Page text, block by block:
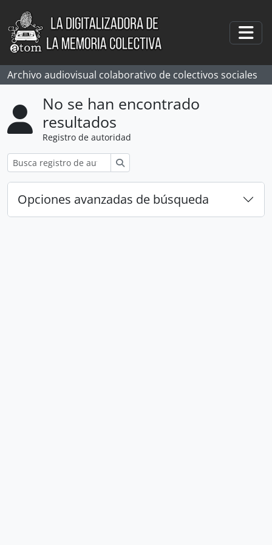
Skip to main content
Archivo audiovisual colaborativo de colectivos sociales
No se han encontrado
resultados
Registro de autoridad
Opciones avanzadas de búsqueda